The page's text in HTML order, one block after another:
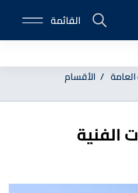
E-
Portal
القائمة
الأقسام
الفنية